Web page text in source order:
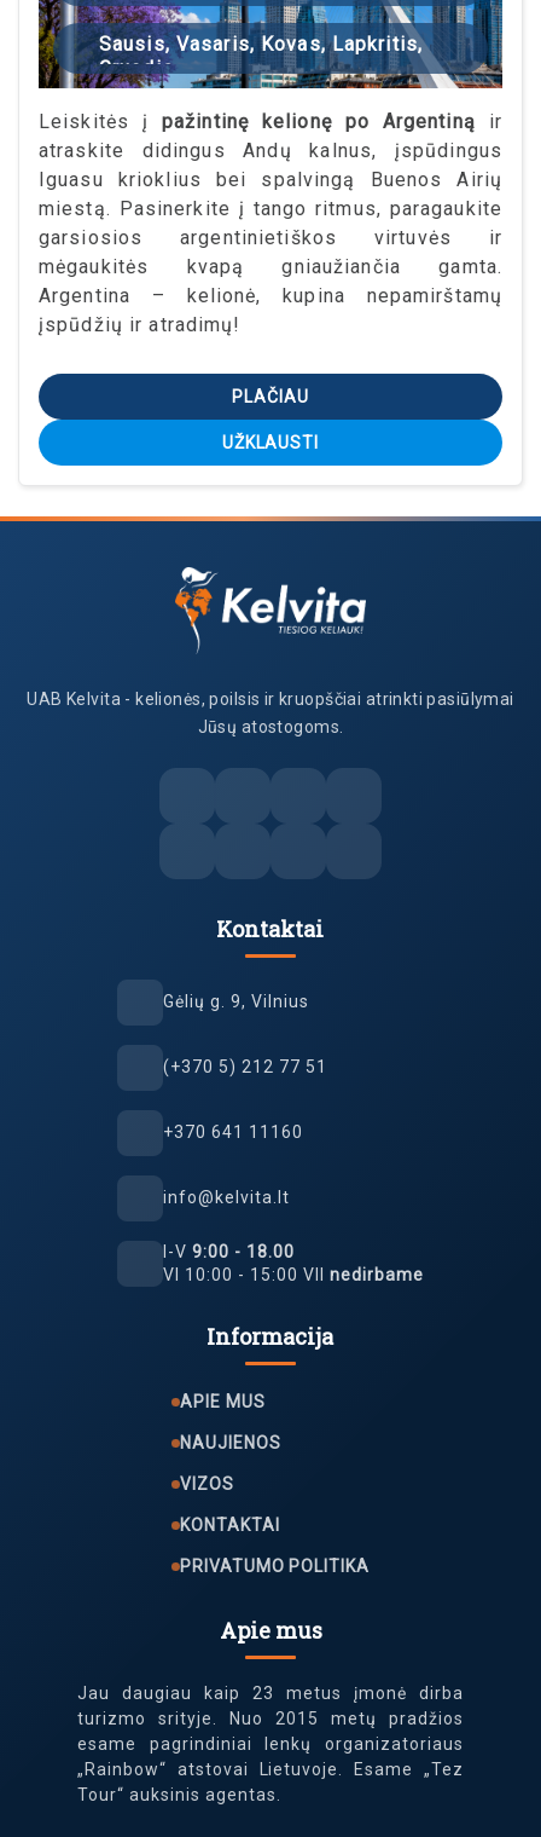
Sausis, Vasaris, Kovas, Lapkritis,
Gruodis
Leiskitės į pažintinę kelionę po Argentiną ir
atraskite didingus Andų kalnus, įspūdingus
Iguasu krioklius bei spalvingą Buenos Airių
miestą. Pasinerkite į tango ritmus, paragaukite
garsiosios argentinietiškos virtuvės ir
mėgaukitės kvapą gniaužiančia gamta.
Argentina – kelionė, kupina nepamirštamų
įspūdžių ir atradimų!
PLAČIAU
UŽKLAUSTI
UAB Kelvita - kelionės, poilsis ir kruopščiai atrinkti pasiūlymai
Jūsų atostogoms.
Kontaktai
Gėlių g. 9, Vilnius
(+370 5) 212 77 51
+370 641 11160
info@kelvita.lt
I-V9:00 - 18.00
VI 10:00 - 15:00 VII nedirbame
Informacija
APIE MUS
NAUJIENOS
VIZOS
KONTAKTAI
PRIVATUMO POLITIKA
Apie mus
Jau daugiau kaip 23 metus įmonė dirba
turizmo srityje. Nuo 2015 metų pradžios
esame pagrindiniai lenkų organizatoriaus
„Rainbow“ atstovai Lietuvoje. Esame „Tez
Tour“ auksinis agentas.